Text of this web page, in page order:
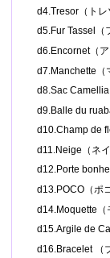
d4.Tresor（トレ
d5.Fur Tassel（
d6.Encornet（ア
d7.Manchette（
d8.Sac Camellia
d9.Balle du
d10.Champ de
d11.Neige（ネイ
d12.Porte
d13.POCO（ポコ
d14.Moquette（
d15.Argile de
d16.Bracelet （